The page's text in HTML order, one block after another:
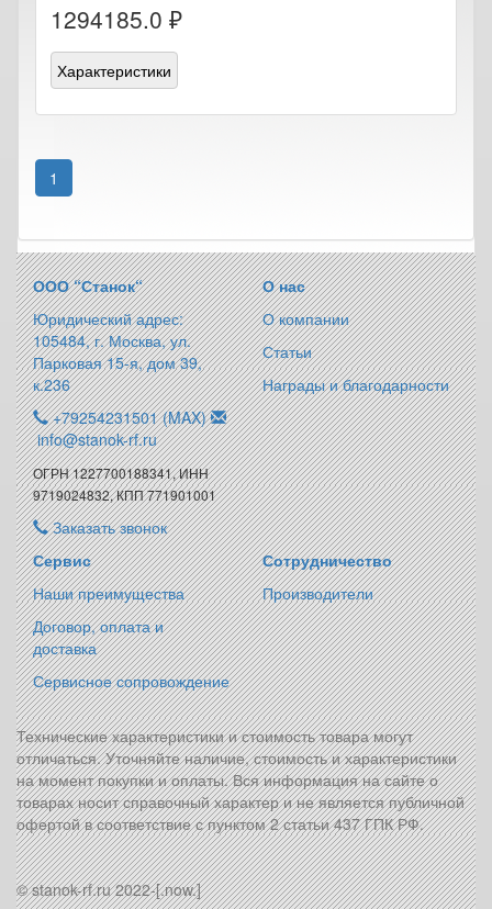
1294185.0 ₽
Характеристики
1
ООО “Станок“
Юридический адрес:
105484, г. Москва, ул.
Парковая 15-я, дом 39,
к.236
+79254231501 (MAX)
info@stanok-rf.ru
ОГРН 1227700188341, ИНН
9719024832, КПП 771901001
Заказать звонок
О нас
О компании
Статьи
Награды и благодарности
Сервис
Наши преимущества
Договор, оплата и
доставка
Сервисное сопровождение
Сотрудничество
Производители
Технические характеристики и стоимость товара могут
отличаться. Уточняйте наличие, стоимость и характеристики
на момент покупки и оплаты. Вся информация на сайте о
товарах носит справочный характер и не является публичной
офертой в соответствие с пунктом 2 статьи 437 ГПК РФ.
© stanok-rf.ru 2022-[.now.]